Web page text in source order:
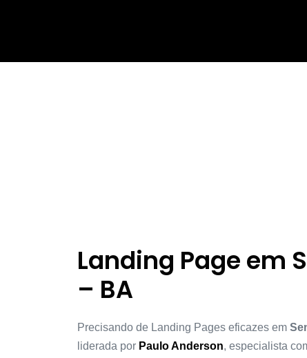
Landing Page em
– BA
Precisando de Landing Pages eficazes em
liderada por Paulo Anderson, especialista